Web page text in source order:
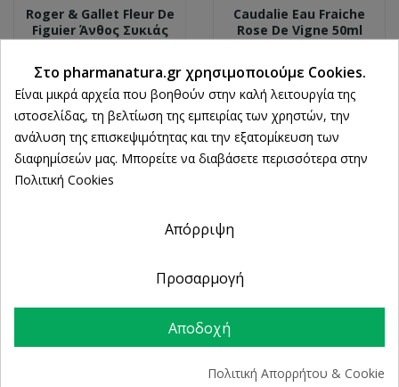
Roger & Gallet Fleur De
Figuier Άνθος Συκιάς
Άρωμα 100ml
35,71 €
Caudalie Eau Fraiche
Rose De Vigne 50ml
ROGER & GALLET
Στο pharmanatura.gr χρησιμοποιούμε Cookies.
Είναι μικρά αρχεία που βοηθούν στην καλή λειτουργία της
ιστοσελίδας, τη βελτίωση της εμπειρίας των χρηστών, την
ανάλυση της επισκεψιμότητας και την εξατομίκευση των
διαφημίσεών μας. Μπορείτε να διαβάσετε περισσότερα στην
Πολιτική Cookies
Απόρριψη
Προσαρμογή
Αποδοχή
Πολιτική Απορρήτου & Cookie